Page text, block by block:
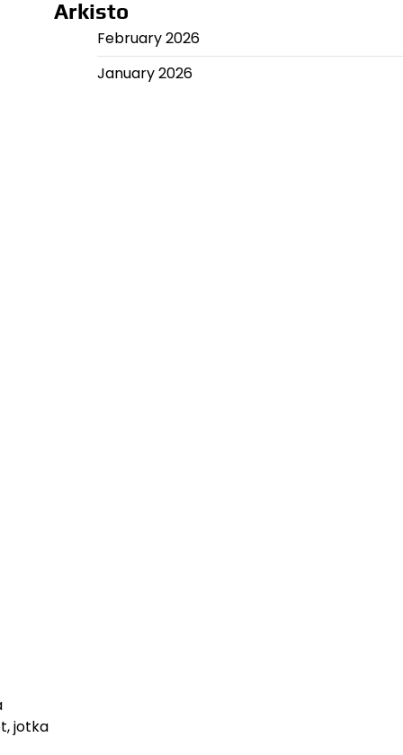
jotka
Arkisto
February 2026
January 2026